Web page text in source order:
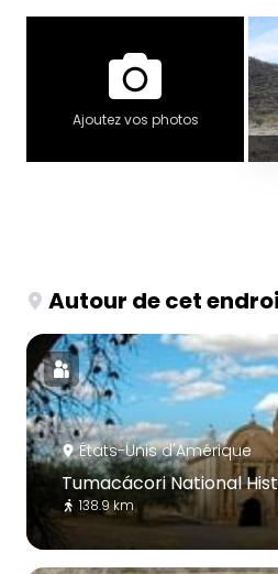
Ajoutez vos photos
Autour de cet
États-Unis d'Amérique
Tumacácori National
138.9 km